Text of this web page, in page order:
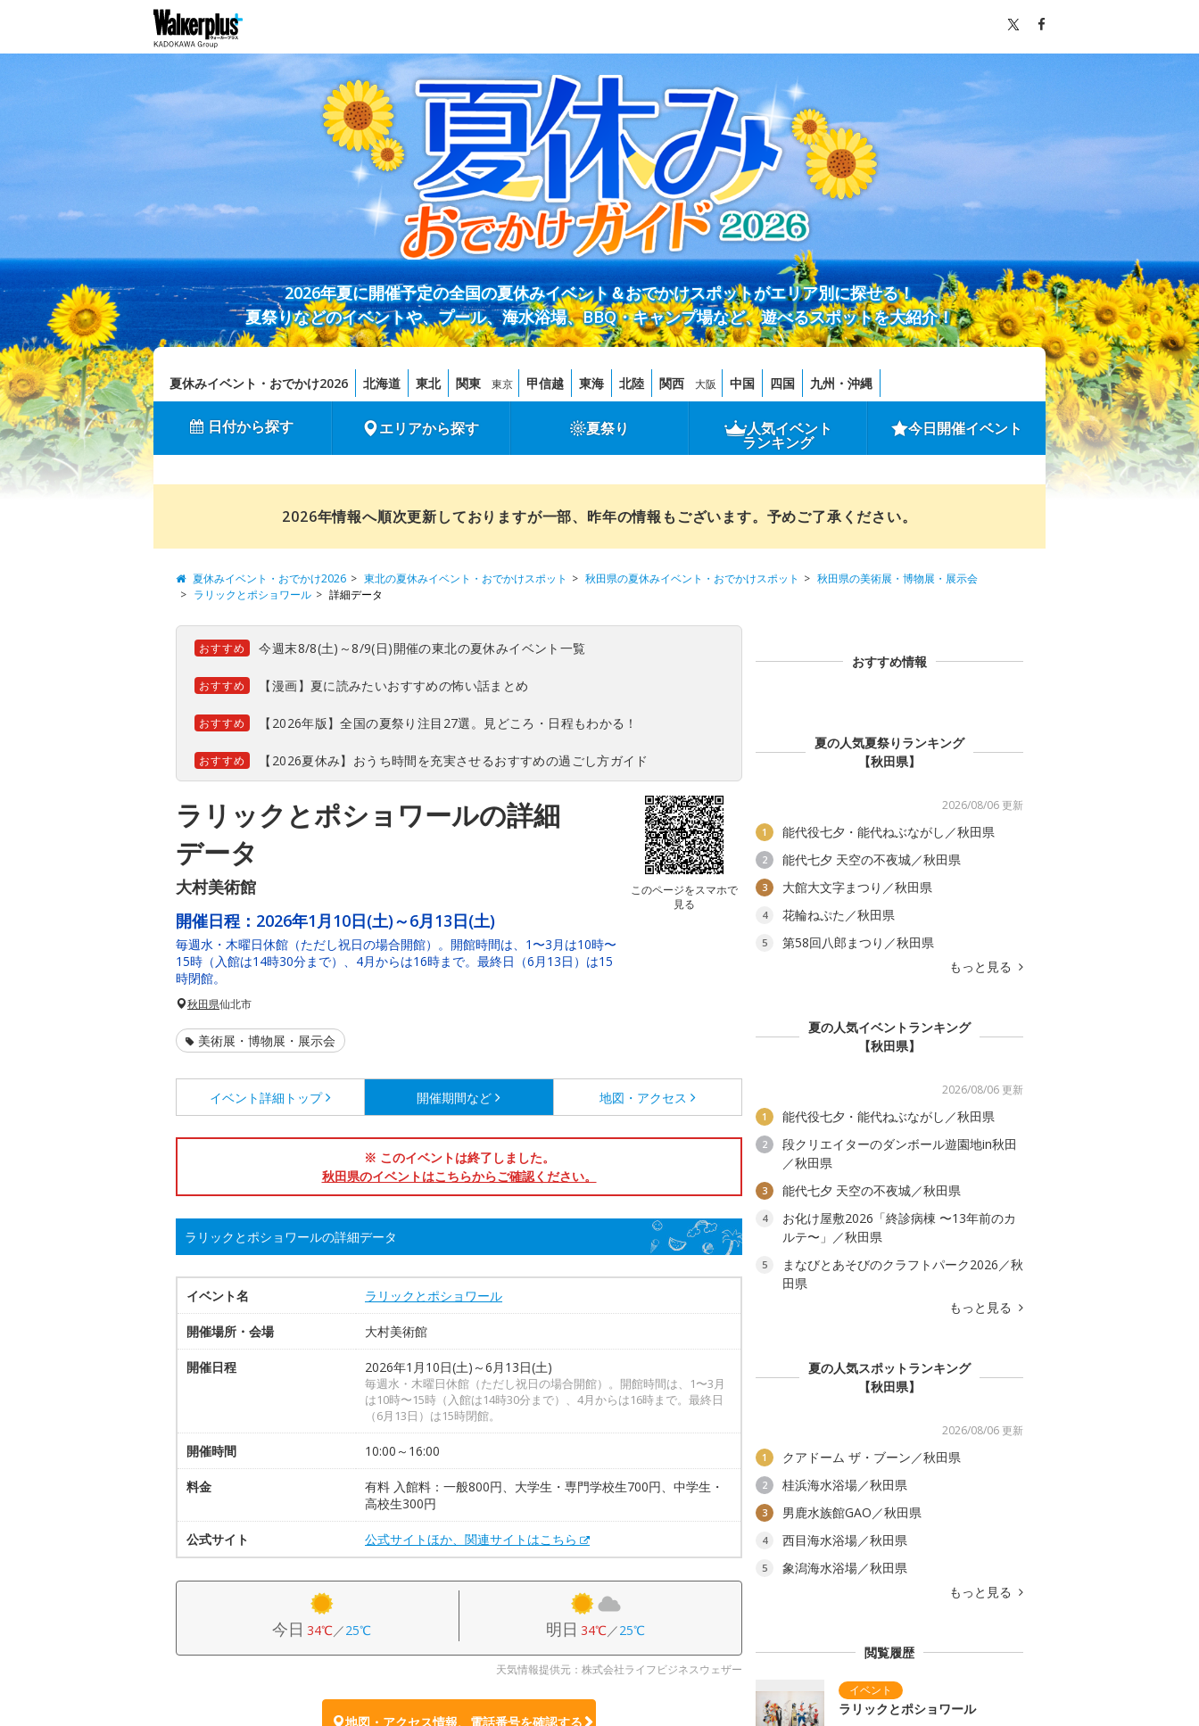
2026年夏に開催予定の全国の夏休みイベント＆おでかけスポットがエリア別に探せる！
夏祭りなどのイベントや、プール、海水浴場、BBQ・キャンプ場など、遊べるスポットを大紹介！
夏休みイベント・おでかけ2026 北海道 東北 関東 東京 甲信越 東海 北陸 関西 大阪 中国 四国 九州・沖縄
日付から探す エリアから探す 夏祭り 人気イベント
ランキング
今日開催イベント
2026年情報へ順次更新しておりますが一部、昨年の情報もございます。予めご了承ください。
夏休みイベント・おでかけ2026 東北の夏休みイベント・おでかけスポット 秋田県の夏休みイベント・おでかけスポット
秋田県の美術展・博物展・展示会
ラリックとポショワール
詳細データ
おすすめ 今週末8/8(土)～8/9(日)開催の東北の夏休みイベント一覧
おすすめ 【漫画】夏に読みたいおすすめの怖い話まとめ
おすすめ 【2026年版】全国の夏祭り注目27選。見どころ・日程もわかる！
おすすめ 【2026夏休み】おうち時間を充実させるおすすめの過ごし方ガイド
ラリックとポショワールの詳細
データ
大村美術館
このページをスマホで
見る
開催日程： 2026年1月10日(土)～6月13日(土)
毎週水・木曜日休館（ただし祝日の場合開館）。開館時間は、1〜3月は10時〜
15時（入館は14時30分まで）、4月からは16時まで。最終日（6月13日）は15
時閉館。
秋田県仙北市
美術展・博物展・展示会
イベント詳細 トップ 開催期間など 地図・アクセス
※ このイベントは終了しました。
秋田県のイベントはこちらからご確認ください。
ラリックとポショワールの詳細データ
イベント名 ラリックとポショワール
開催場所・会場 大村美術館
開催日程 2026年1月10日(土)～6月13日(土)
毎週水・木曜日休館（ただし祝日の場合開館）。開館時間は、1〜3月
は10時〜15時（入館は14時30分まで）、4月からは16時まで。最終日
（6月13日）は15時閉館。
開催時間 10:00～16:00
料金
有料 入館料：一般800円、大学生・専門学校生700円、中学生・
高校生300円
公式サイト 公式サイトほか、関連サイトはこちら
今日 34℃／25℃ 明日 34℃／25℃
天気情報提供元：株式会社ライフビジネスウェザー
地図・アクセス情報、電話番号を確認する
おすすめ情報
夏の人気夏祭りランキング
【秋田県】
2026/08/06 更新
1 能代役七夕・能代ねぶながし／秋田県
2 能代七夕 天空の不夜城／秋田県
3 大館大文字まつり／秋田県
4 花輪ねぷた／秋田県
5
第58回八郎まつり／秋田県
もっと見る
夏の人気イベントランキング
【秋田県】
2026/08/06 更新
1 能代役七夕・能代ねぶながし／秋田県
2
段クリエイターのダンボール遊園地in秋田
／秋田県
3 能代七夕 天空の不夜城／秋田県
4
お化け屋敷2026「終診病棟 〜13年前のカ
ルテ〜」／秋田県
5
まなびとあそびのクラフトパーク2026／秋
田県
もっと見る
夏の人気スポットランキング
【秋田県】
2026/08/06 更新
1 クアドーム ザ・ブーン／秋田県
2 桂浜海水浴場／秋田県
3 男鹿水族館GAO／秋田県
4 西目海水浴場／秋田県
5
象潟海水浴場／秋田県
もっと見る
閲覧履歴
ラリックとポショワール